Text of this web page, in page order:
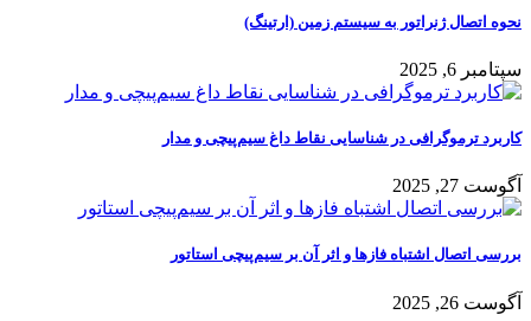
نحوه اتصال ژنراتور به سیستم زمین (ارتینگ)
سپتامبر 6, 2025
کاربرد ترموگرافی در شناسایی نقاط داغ سیم‌پیچی و مدار
آگوست 27, 2025
بررسی اتصال اشتباه فازها و اثر آن بر سیم‌پیچی استاتور
آگوست 26, 2025